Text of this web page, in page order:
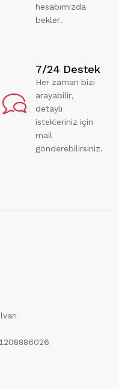
hesabımızda
bekler.
7/24 Destek
Her zaman bizi
arayabilir,
detaylı
istekleriniz için
mail
gönderebilirsiniz.